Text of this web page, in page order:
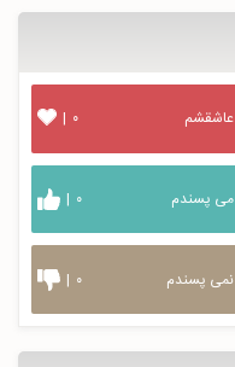
عاشقشم | ۰
می پسندم | ۰
نمی پسندم | ۰